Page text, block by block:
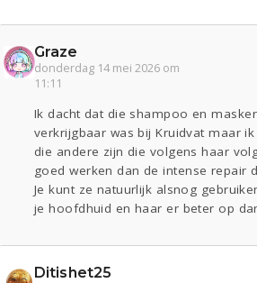
Graze
donderdag 14 mei 2026 om
11:11
Ik dacht dat die shampoo en
verkrijgbaar was bij Kruidvat maar
die andere zijn die volgens haar
goed werken dan de intense repair
Je kunt ze natuurlijk alsnog
je hoofdhuid en haar er beter op
Ditishet25